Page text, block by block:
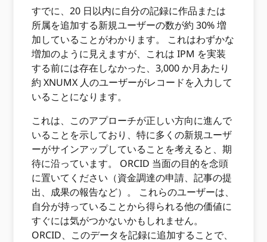
すでに、20 日以内に自分の記録に作品または
所属を追加する新規ユーザーの数が約 30% 増
加していることがわかります。 これはわずかな
増加のように見えますが、これは IPM を実装
する前には存在しなかった、3,000 か月あたり
約 XNUMX 人のユーザーがレコードを入力して
いることになります。
これは、このアプローチが正しい方向に進んで
いることを示しており、特に多くの新規ユーザ
ーがサインアップしていることを考えると、期
待に沿っています。 ORCID 当面の目的を念頭
に置いてください（資金調達の申請、記事の提
出、成果の報告など）。 これらのユーザーは、
自分が持っていることから得られる他の価値に
すぐには気がつかないかもしれません。
ORCID、このデータを記録に追加することで、